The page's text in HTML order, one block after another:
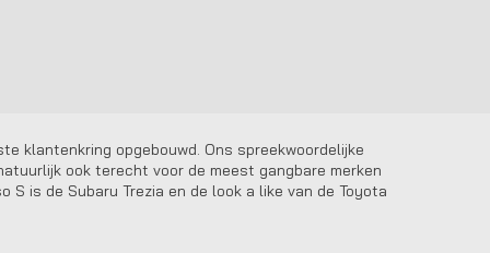
klantenkring opgebouwd. Ons spreekwoordelijke
ook terecht voor de meest gangbare merken
S is de Subaru Trezia en de look a like van de Toyota